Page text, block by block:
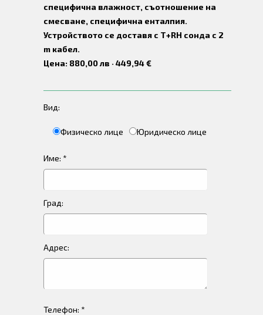
специфична влажност, съотношение на
смесване, специфична енталпия.
Устройството се доставя с T+RH сонда с 2
m кабел.
Цена: 880,00 лв · 449,94 €
Вид:
Физическо лице Юридическо лице
Име: *
Град:
Адрес:
Телефон: *